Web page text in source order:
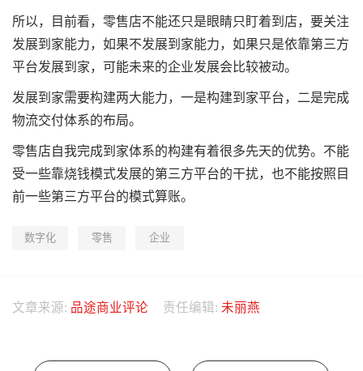
所以，目前看，零售店不能还只是眼睛只盯着到店，要关注
发展到家能力，如果不发展到家能力，如果只是依靠第三方
平台发展到家，可能未来的企业发展会比较被动。
发展到家需要构建两大能力，一是构建到家平台，二是完成
物流交付体系的布局。
零售店自我完成到家体系的构建有着很多先天的优势。不能
受一些靠烧钱模式发展的第三方平台的干扰，也不能按照目
前一些第三方平台的模式算账。
数字化 零售 企业
文章来源: 品途商业评论 责任编辑: 未丽燕